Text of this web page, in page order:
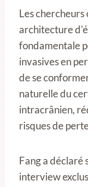
Les
architecture
fondamentale
invasives en
de se
naturelle du
intracrânien,
risques de
Fang a déclaré
interview